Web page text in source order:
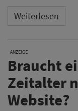
Weiterlesen
ANZEIGE
Braucht
Zeitalter
Website?